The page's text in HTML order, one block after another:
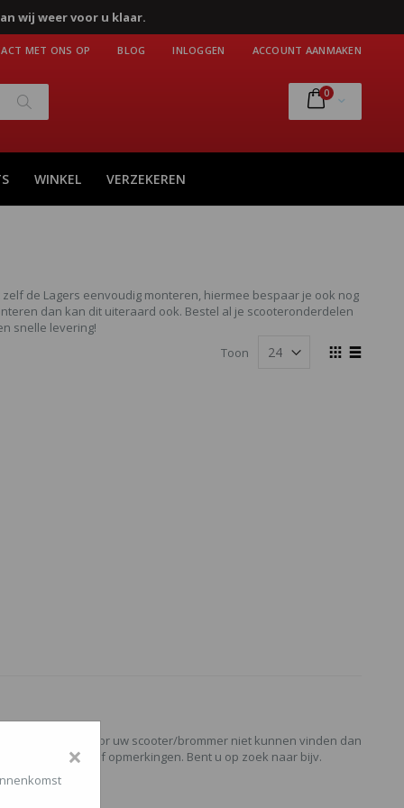
wij weer voor u klaar.
MET ONS OP BLOG INLOGGEN ACCOUNT AANMAKEN
Cart
0producten
WINKEL VERZEKEREN
de Lagers eenvoudig monteren, hiermee bespaar je ook nog
dan kan dit uiteraard ook. Bestel al je scooteronderdelen
snelle levering!
Tonen
Toon
onderdeel voor uw scooter/brommer niet kunnen vinden dan
op bij vragen of opmerkingen. Bent u op zoek naar bijv.
×